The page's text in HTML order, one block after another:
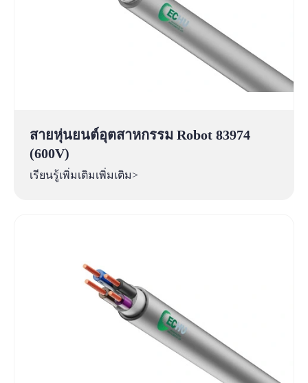
สายหุ่นยนต์อุตสาหกรรม Robot 83974
(600V)
เรียนรู้เพิ่มเติมเพิ่มเติม>